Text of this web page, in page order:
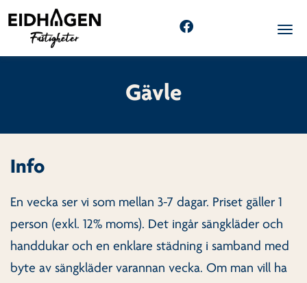
Gävle
Info
En vecka ser vi som mellan 3-7 dagar. Priset gäller 1
person (exkl. 12% moms). Det ingår sängkläder och
handdukar och en enklare städning i samband med
byte av sängkläder varannan vecka. Om man vill ha